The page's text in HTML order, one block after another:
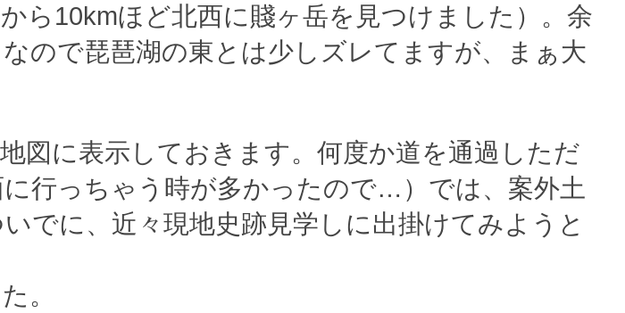
ら10kmほど北西に賤ヶ岳を見つけました）。余
ので琵琶湖の東とは少しズレてますが、まぁ大
図に表示しておきます。何度か道を通過しただ
行っちゃう時が多かったので…）では、案外土
でに、近々現地史跡見学しに出掛けてみようと
。